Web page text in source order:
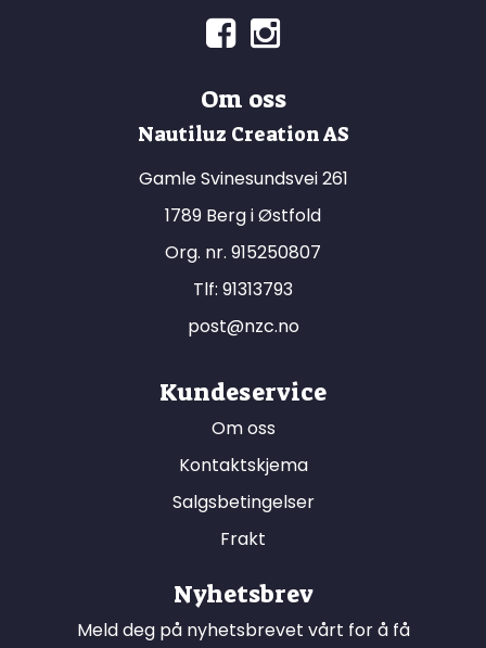
Om oss
Nautiluz Creation AS
Gamle Svinesundsvei 261
1789 Berg i Østfold
Org. nr. 915250807
Tlf: 91313793
post@nzc.no
Kundeservice
Om oss
Kontaktskjema
Salgsbetingelser
Frakt
Nyhetsbrev
Meld deg på nyhetsbrevet vårt for å få